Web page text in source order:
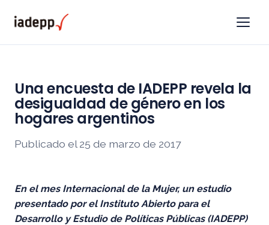
Una encuesta de IADEPP revela la
desigualdad de género en los
hogares argentinos
Publicado el 25 de marzo de 2017
En el mes Internacional de la Mujer, un estudio
presentado por el Instituto Abierto para el
Desarrollo y Estudio de Políticas Públicas (IADEPP)